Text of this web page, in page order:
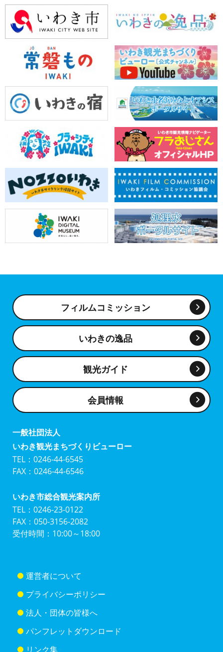
フィルムコミッション
いわきの逸品
観光ガイド
会員情報
一般社団法人
いわき観光まちづくりビューロー
TEL：0246-44-6545
FAX：0246-44-6546
いわき市総合観光案内所
TEL：0246-23-0122
FAX：050-3156-2082
受付時間：10:00～18:00
運営者について
プライバシーポリシー
法人・団体の皆様へ
パンフレットダウンロード
リンク集